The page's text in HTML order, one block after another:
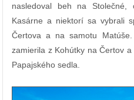
nasledoval beh na Stolečné,
Kasárne a niektorí sa vybrali
Čertova a na samotu Matúše.
zamierila z Kohútky na Čertov
Papajského sedla.